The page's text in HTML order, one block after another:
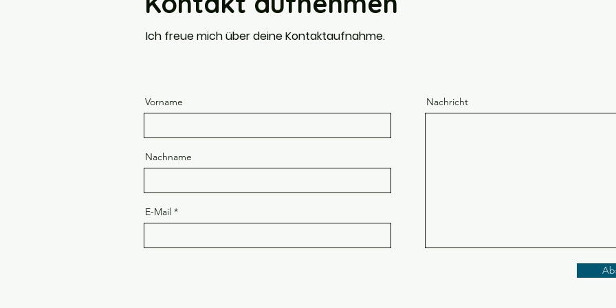
Ich freue mich über deine Kontaktaufnahme.
Vorname
Nachname
E-Mail
Nachricht